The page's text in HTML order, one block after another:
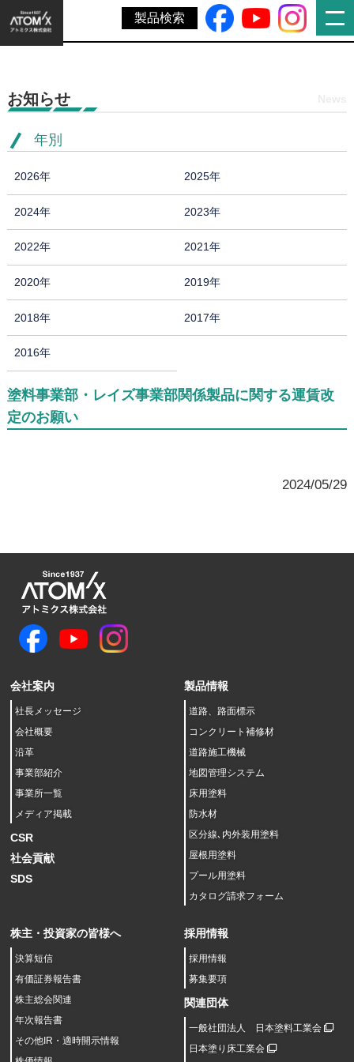
製品検索
ホーム»
塗料事業部・レイズ事業部関係製品に関する運賃改定の
お願い
お知らせ
年別
2026年 2025年
2024年 2023年
2022年 2021年
2020年 2019年
2018年 2017年
2016年
塗料事業部・レイズ事業部関係製品に関する運賃改
定のお願い
2024/05/29
会社案内
社長メッセージ
会社概要
沿革
事業部紹介
事業所一覧
メディア掲載
CSR
社会貢献
SDS
製品情報
道路、路面標示
コンクリート補修材
道路施工機械
地図管理システム
床用塗料
防水材
区分線､内外装用塗料
屋根用塗料
プール用塗料
カタログ請求フォーム
株主・投資家の皆様へ
決算短信
有価証券報告書
株主総会関連
年次報告書
その他IR・適時開示情報
採用情報
採用情報
募集要項
関連団体
一般社団法人 日本塗料工業会
日本塗り床工業会